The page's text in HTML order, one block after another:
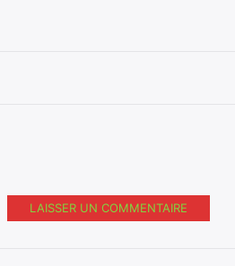
LAISSER UN COMMENTAIRE